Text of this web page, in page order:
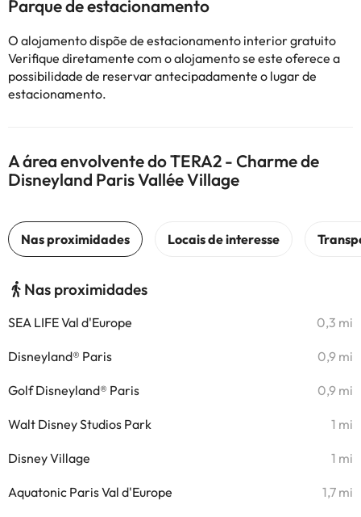
Parque de estacionamento
O alojamento dispõe de estacionamento interior gratuito
Verifique diretamente com o alojamento se este oferece a
possibilidade de reservar antecipadamente o lugar de
estacionamento.
A área envolvente do TERA2 - Charme de
Disneyland Paris Vallée Village
Nas proximidades
SEA LIFE Val d'Europe 0,3 mi
Disneyland® Paris 0,9 mi
Golf Disneyland® Paris 0,9 mi
Walt Disney Studios Park 1 mi
Disney Village 1 mi
Aquatonic Paris Val d'Europe 1,7 mi